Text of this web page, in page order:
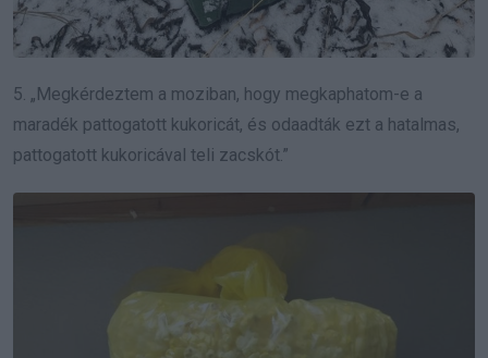
5. „Megkérdeztem a moziban, hogy megkaphatom-e a
maradék pattogatott kukoricát, és odaadták ezt a hatalmas,
pattogatott kukoricával teli zacskót.”